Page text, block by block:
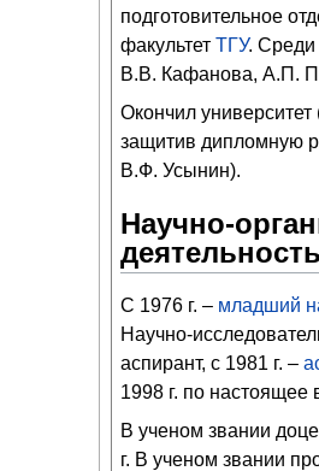
подготовительное
факультет ТГУ. Среди
В.В. Кафанова, А.П.
Окончил
защитив дипломную
В.Ф. Усынин).
Научно-
С 1976 г. – младший
Научно-
аспирант, с 1981 г. –
1998 г. по
В ученом звании
г. В ученом звании